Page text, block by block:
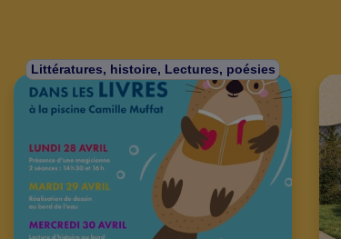
Littératures, histoire, Lectures, poésies